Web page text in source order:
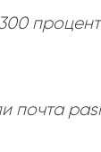
почта